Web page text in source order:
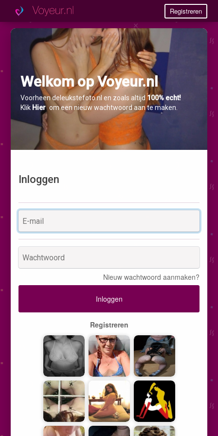
Registreren
Welkom op Voyeur.nl
Voorheen deleukstefoto.nl en zoals altijd 100% echt!
Klik Hier om een nieuw wachtwoord aan te maken.
Inloggen
Nieuw wachtwoord aanmaken?
Inloggen
Registreren